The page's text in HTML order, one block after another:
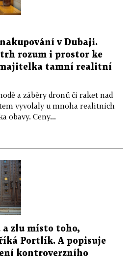
v Dubaji.
rozum i prostor ke
tamní realitní
a záběry dronů či raket nad
vyvolaly u mnoha realitních
obavy. Ceny...
a zlu místo toho,
Portlík. A popisuje
kontroverzního